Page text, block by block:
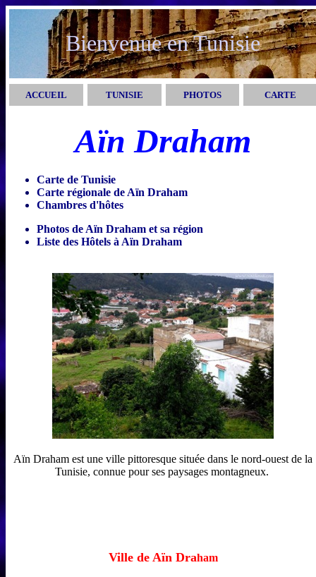
Bienvenue en Tunisie
ACCUEIL TUNISIE PHOTOS CARTE
Aïn Draham
Carte de Tunisie
Carte régionale de Aïn Draham
Chambres d'hôtes
Photos de Aïn Draham et sa région
Liste des Hôtels à Aïn Draham
Aïn Draham est une ville pittoresque située dans le nord-ouest de la
Tunisie, connue pour ses paysages montagneux.
Ville de Aïn Draham